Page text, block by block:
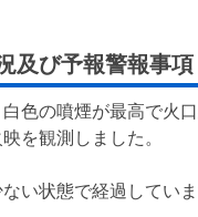
及び予報警報事項
色の噴煙が最高で火
を観測しました。
い状態で経過してい